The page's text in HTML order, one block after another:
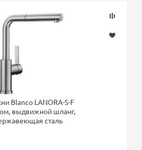
Blanco LANORA-S-F
выдвижной шланг,
сталь